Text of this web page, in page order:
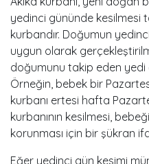
yedinci gününde kesilmesi
kurbandır. Doğumun
uygun olarak
doğumunu takip eden yedi
Örneğin, bebek bir
kurbanı ertesi hafta
kurbanının kesilmesi,
korunması için bir şükran
Eğer yedinci gün kesimi